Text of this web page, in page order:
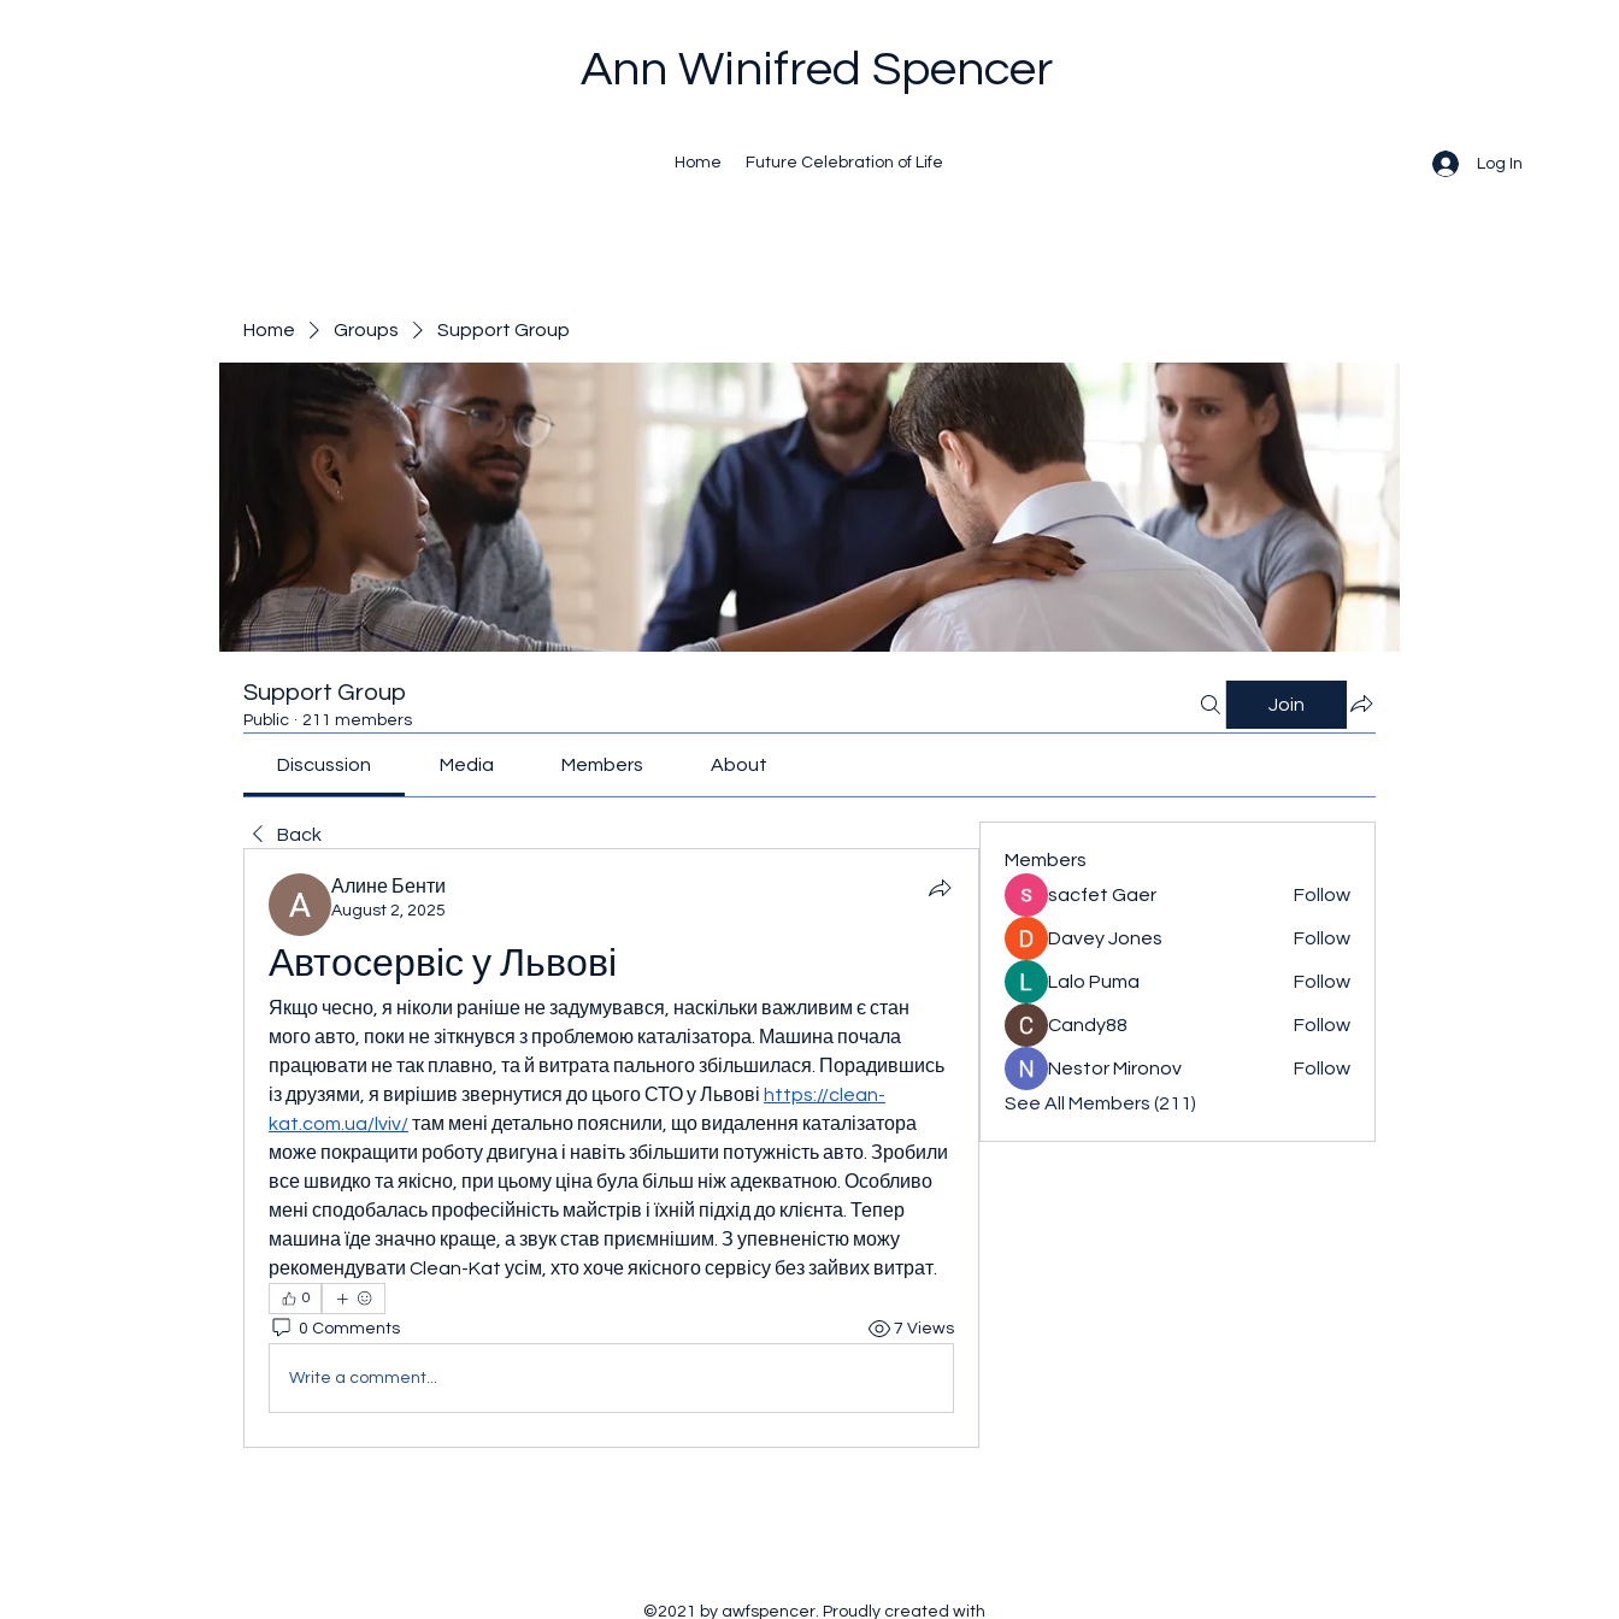
Ann Winifred Spencer
Home Future Celebration of Life Log In
Home Groups Support Group
Support Group
Public · 211 members
Join
Discussion Media Members About
Back
Алине Бенти
August 2, 2025
Автосервіс у Львові
Якщо чесно, я ніколи раніше не задумувався, наскільки важливим є стан
мого авто, поки не зіткнувся з проблемою каталізатора. Машина почала
працювати не так плавно, та й витрата пального збільшилася. Порадившись
із друзями, я вирішив звернутися до цього СТО у Львові https://clean-
kat.com.ua/lviv/ там мені детально пояснили, що видалення каталізатора
може покращити роботу двигуна і навіть збільшити потужність авто. Зробили
все швидко та якісно, при цьому ціна була більш ніж адекватною. Особливо
мені сподобалась професійність майстрів і їхній підхід до клієнта. Тепер
машина їде значно краще, а звук став приємнішим. З упевненістю можу
рекомендувати Clean-Kat усім, хто хоче якісного сервісу без зайвих витрат.
0
0 Comments 7 Views
Write a comment...
Members
sacfet Gaer
Follow
Davey Jones Follow
Lalo Puma Follow
Candy88 Follow
Nestor Mironov
Follow
See All Members (211)
©2021 by awfspencer. Proudly created with